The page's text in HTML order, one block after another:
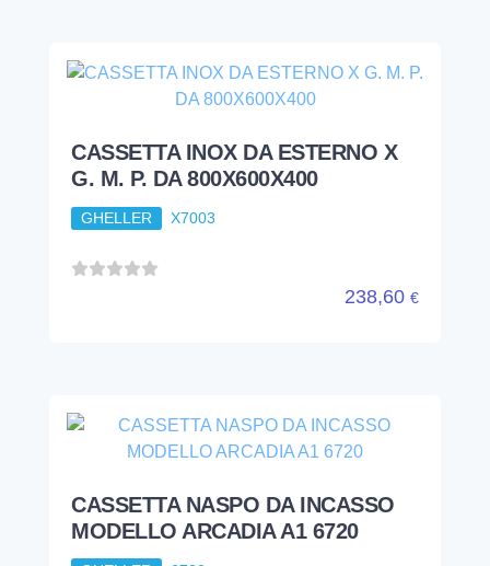
CASSETTA INOX DA ESTERNO X
G. M. P. DA 800X600X400
GHELLER X7003
238,60 €
CASSETTA NASPO DA INCASSO
MODELLO ARCADIA A1 6720